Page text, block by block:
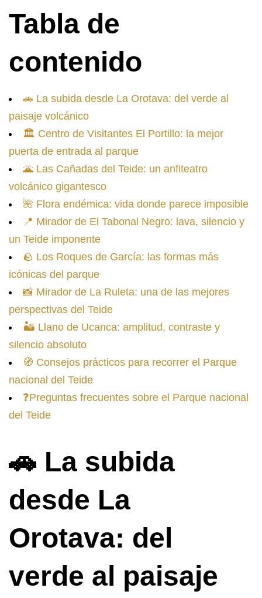
Tabla de
contenido
🚗 La subida desde La Orotava: del verde al
paisaje volcánico
🏛️ Centro de Visitantes El Portillo: la mejor
puerta de entrada al parque
🌋 Las Cañadas del Teide: un anfiteatro
volcánico gigantesco
🌺 Flora endémica: vida donde parece imposible
📍 Mirador de El Tabonal Negro: lava, silencio y
un Teide imponente
🪨 Los Roques de García: las formas más
icónicas del parque
📸 Mirador de La Ruleta: una de las mejores
perspectivas del Teide
🏜️ Llano de Ucanca: amplitud, contraste y
silencio absoluto
🧭 Consejos prácticos para recorrer el Parque
nacional del Teide
❓Preguntas frecuentes sobre el Parque nacional
del Teide
🚗 La subida
desde La
Orotava: del
verde al paisaje